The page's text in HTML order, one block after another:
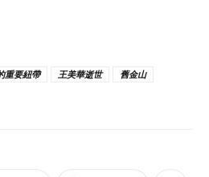
重要紐帶 王美華逝世
舊金山